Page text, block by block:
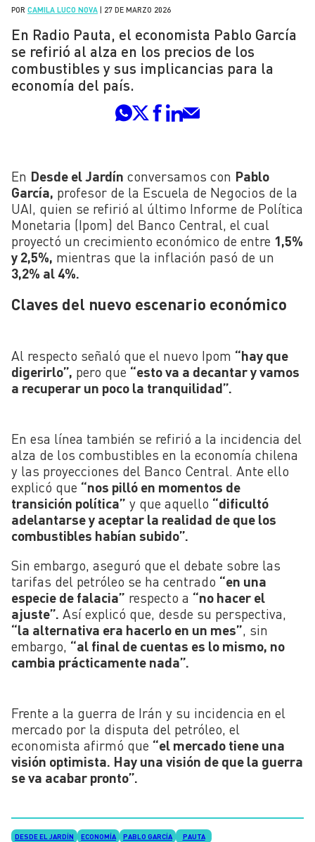
POR CAMILA LUCO NOVA 27 DE MARZO 2026
En Radio Pauta, el economista Pablo García
se refirió al alza en los precios de los
combustibles y sus implicancias para la
economía del país.
En Desde el Jardín conversamos con Pablo
García, profesor de la Escuela de Negocios de la
UAI, quien se refirió al último Informe de Política
Monetaria (Ipom) del Banco Central, el cual
proyectó un crecimiento económico de entre 1,5%
y 2,5%, mientras que la inflación pasó de un
3,2% al 4%.
Claves del nuevo escenario económico
Al respecto señaló que el nuevo Ipom “hay que
digerirlo”, pero que “esto va a decantar y vamos
a recuperar un poco la tranquilidad”.
En esa línea también se refirió a la incidencia del
alza de los combustibles en la economía chilena
y las proyecciones del Banco Central. Ante ello
explicó que “nos pilló en momentos de
transición política” y que aquello “dificultó
adelantarse y aceptar la realidad de que los
combustibles habían subido”.
Sin embargo, aseguró que el debate sobre las
tarifas del petróleo se ha centrado “en una
especie de falacia” respecto a “no hacer el
ajuste”. Así explicó que, desde su perspectiva,
“la alternativa era hacerlo en un mes”, sin
embargo, “al final de cuentas es lo mismo, no
cambia prácticamente nada”.
Frente a la guerra de Irán y su incidencia en el
mercado por la disputa del petróleo, el
economista afirmó que “el mercado tiene una
visión optimista. Hay una visión de que la guerra
se va acabar pronto”.
DESDE EL JARDÍN ECONOMÍA PABLO GARCÍA PAUTA